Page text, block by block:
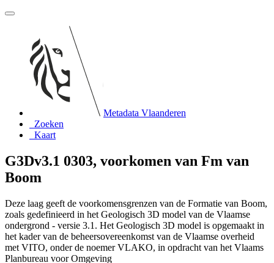
Metadata Vlaanderen
Zoeken
Kaart
G3Dv3.1 0303, voorkomen van Fm van
Boom
Deze laag geeft de voorkomensgrenzen van de Formatie van Boom,
zoals gedefinieerd in het Geologisch 3D model van de Vlaamse
ondergrond - versie 3.1. Het Geologisch 3D model is opgemaakt in
het kader van de beheersovereenkomst van de Vlaamse overheid
met VITO, onder de noemer VLAKO, in opdracht van het Vlaams
Planbureau voor Omgeving